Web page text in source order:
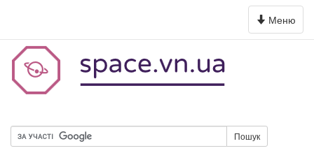
Toggle
navigation
Меню
Пошук